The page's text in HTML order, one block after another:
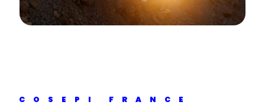
COSEPI FRANCE